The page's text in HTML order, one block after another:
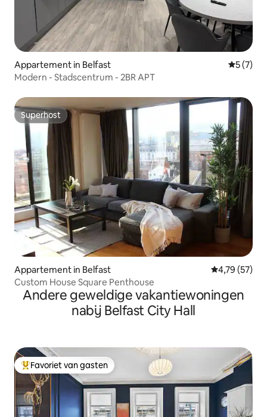
Appartement in Belfast
5 (7)
Modern - Stadscentrum - 2BR APT
Superhost
Superhost
Appartement in Belfast Gemiddelde
4,79 (57)
Custom House Square Penthouse
Andere geweldige vakantiewoningen
nabij Belfast City Hall
Topfavoriet van gasten
Favoriet van gasten